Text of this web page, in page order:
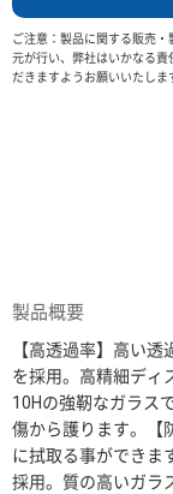
ご注意：製品に関する販売
元が行い、弊社はいかなる
だきますようお願いいたしま
製品概要
【高透過率】高い
を採用。高精細ディ
10Hの強靭なガラス
傷から護ります。【
に拭取る事ができま
採用。質の高いガラ